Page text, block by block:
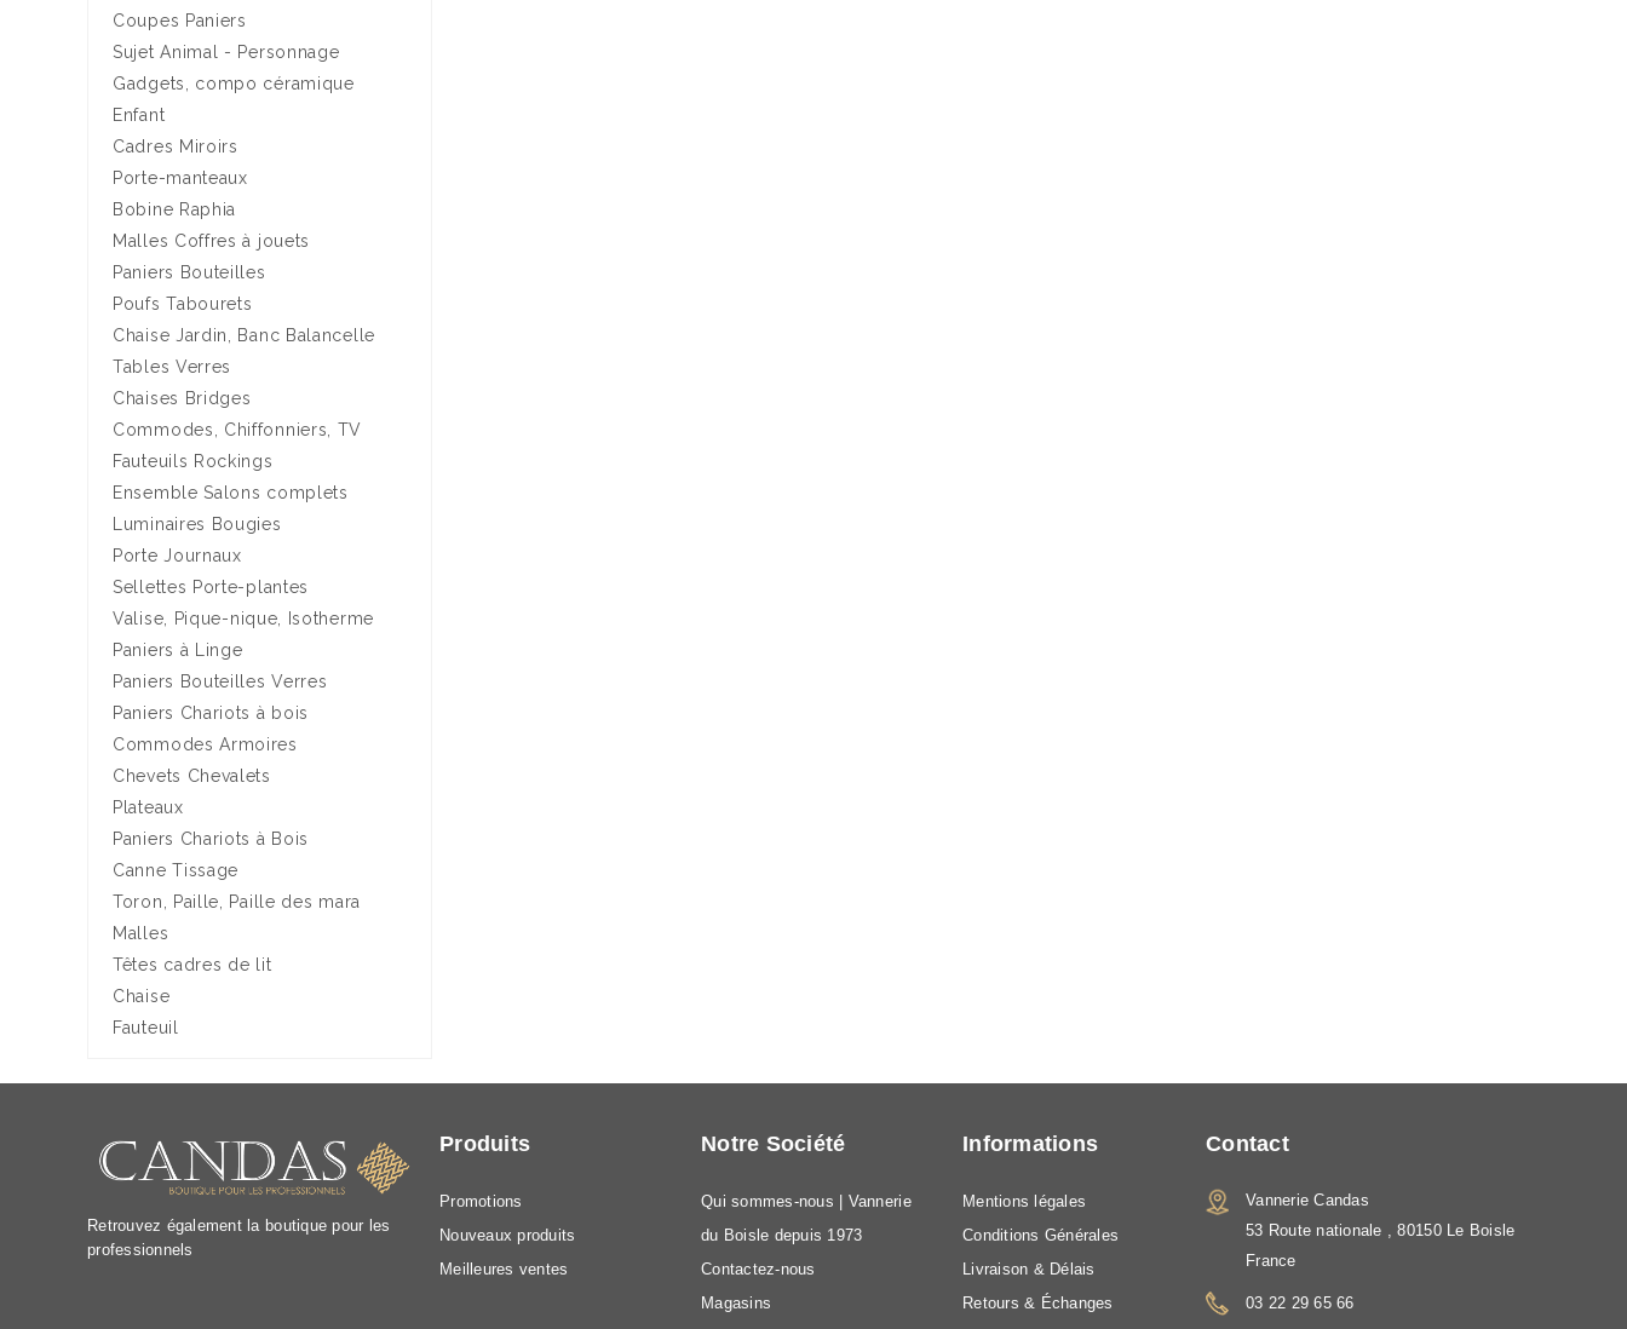
Coupes Paniers
Sujet Animal - Personnage
Gadgets, compo céramique
Enfant
Cadres Miroirs
Porte-manteaux
Bobine Raphia
Malles Coffres à jouets
Paniers Bouteilles
Poufs Tabourets
Chaise Jardin, Banc Balancelle
Tables Verres
Chaises Bridges
Commodes, Chiffonniers, TV
Fauteuils Rockings
Ensemble Salons complets
Luminaires Bougies
Porte Journaux
Sellettes Porte-plantes
Valise, Pique-nique, Isotherme
Paniers à Linge
Paniers Bouteilles Verres
Paniers Chariots à bois
Commodes Armoires
Chevets Chevalets
Plateaux
Paniers Chariots à Bois
Canne Tissage
Toron, Paille, Paille des mara
Malles
Têtes cadres de lit
Chaise
Fauteuil
Retrouvez également la boutique pour les
professionnels
Contact
Vannerie Candas
53 Route nationale , 80150 Le Boisle
France
03 22 29 65 66
Produits
Promotions
Nouveaux produits
Meilleures ventes
Notre Société
Qui sommes-nous | Vannerie
du Boisle depuis 1973
Contactez-nous
Magasins
Informations
Mentions légales
Conditions Générales
Livraison & Délais
Retours & Échanges